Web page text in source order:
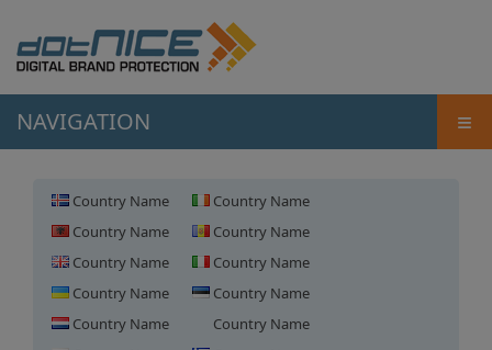
NAVIGATION ≡
Country Name
Country Name
Country Name
Country Name
Country Name
Country Name
Country Name
Country Name
Country Name
Country Name